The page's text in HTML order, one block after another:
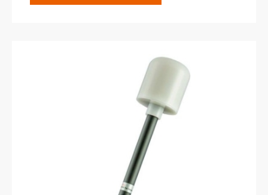
頻產生器、核磁共振機；發電廠及相關的維護與
控制系統；敏感場所（醫院）；鐵路及往返運輸
測量系統；無線電信系統例如行動電話基地台、
衛星通信設備、廣播設備、WiFi、Wi-Max及